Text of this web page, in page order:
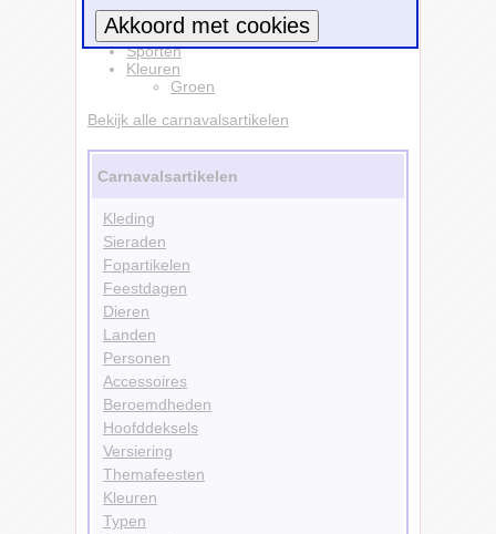
Accessoires
Tassen
Sporten
Kleuren
Groen
Bekijk alle carnavalsartikelen
Carnavalsartikelen
Kleding
Sieraden
Fopartikelen
Feestdagen
Dieren
Landen
Personen
Accessoires
Beroemdheden
Hoofddeksels
Versiering
Themafeesten
Kleuren
Typen
Meer informatie